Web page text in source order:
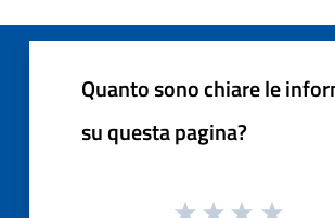
Quanto sono chiare le
su questa pagina?